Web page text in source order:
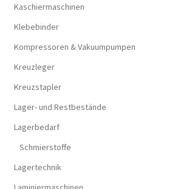
Kaschiermaschinen
Klebebinder
Kompressoren & Vakuum­pumpen
Kreuzleger
Kreuzstapler
Lager- und Restbestände
Lagerbedarf
Schmierstoffe
Lagertechnik